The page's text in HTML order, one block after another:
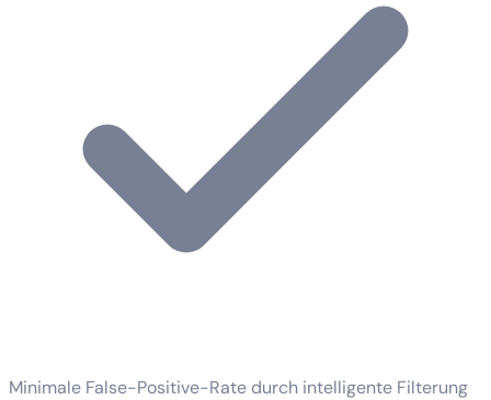
Minimale False-Positive-Rate durch intelligente Filterung